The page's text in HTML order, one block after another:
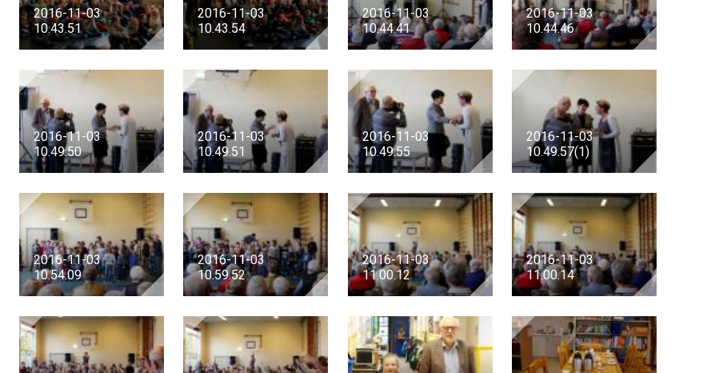
2016-11-03
10.43.51
2016-11-03
10.43.54
2016-11-03
10.44.41
2016-11-03
10.44.46
2016-11-03
10.49.50
2016-11-03
10.49.51
2016-11-03
10.49.55
2016-11-03
10.49.57(1)
2016-11-03
10.54.09
2016-11-03
10.59.52
2016-11-03
11.00.12
2016-11-03
11.00.14